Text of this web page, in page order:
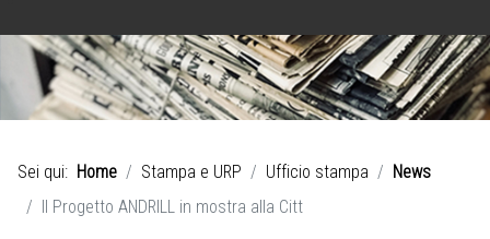
Sei qui: Home Stampa e URP Ufficio stampa
News
Il Progetto ANDRILL in mostra alla Citt